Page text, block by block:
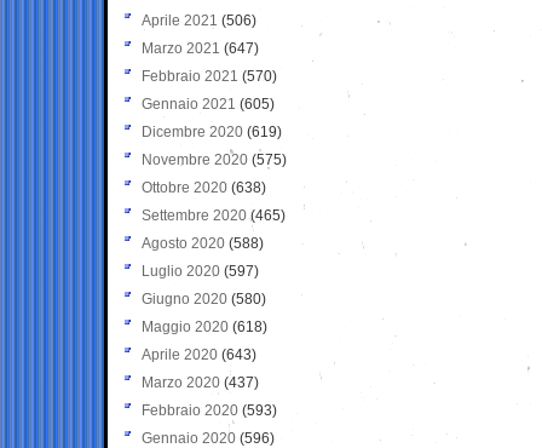
Aprile 2021 (506)
Marzo 2021 (647)
Febbraio 2021 (570)
Gennaio 2021 (605)
Dicembre 2020 (619)
Novembre 2020 (575)
Ottobre 2020 (638)
Settembre 2020(465)
Agosto 2020 (588)
Luglio 2020 (597)
Giugno 2020 (580)
Maggio 2020 (618)
Aprile 2020 (643)
Marzo 2020 (437)
Febbraio 2020 (593)
Gennaio 2020 (596)